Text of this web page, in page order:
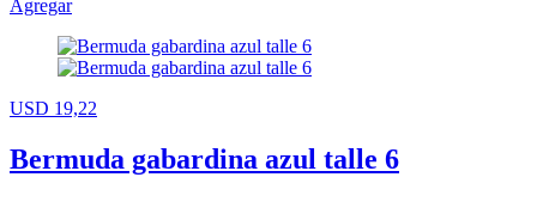
Agregar
USD 19,22
Bermuda gabardina azul talle 6